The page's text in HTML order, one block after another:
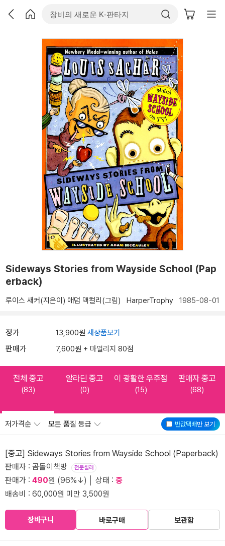
Sideways Stories from Wayside School (Pap
erback)
루이스 새커(지은이) 애덤 맥컬리(그림) HarperTrophy 1985-08-01
정가 13,900원 새상품보기
판매가 7,600원 + 마일리지 80점
전체 중고
(83)
알라딘 중고
(0)
이 광활한 우주점
(15)
판매자 중고
(68)
반값택배만 보기
저가격순 모든 품질 등급
[중고] Sideways Stories from Wayside School (Paperback)
판매자 : 곰돌이책방 전문셀러
판매가 : 490원 (96%↓) │ 상태 : 중
배송비 : 60,000원 미만 3,500원
장바구니 바로구매 보관함